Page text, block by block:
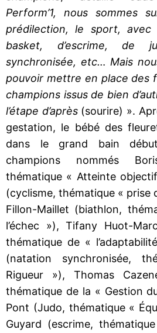
Perform’1, nous sommes
prédilection, le sport, avec
basket, d’escrime, de
synchronisée, etc… Mais
pouvoir mettre en place des
champions issus de bien
l’étape d’après(sourire) ».
gestation, le bébé des
dans le grand bain
champions nommés
thématique « Atteinte
(cyclisme, thématique « prise
Fillon-Maillet (biathlon,
l’échec »), Tifany Huot-
thématique de «
(natation synchronisée,
Rigueur »), Thomas
thématique de la « Gestion
Pont (Judo, thématique «
Guyard (escrime,